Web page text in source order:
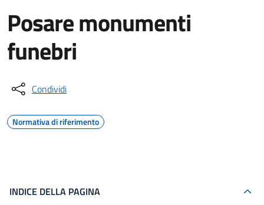
Posare monumenti
funebri
Condividi
Normativa di riferimento
INDICE DELLA PAGINA